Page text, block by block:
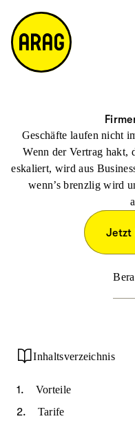
h
e
ta
k
ts
ei
te
e
m
a
p
Geschäfte laufen nicht
Wenn der Vertrag hakt,
eskaliert, wird aus
wenn’s brenzlig wird
Jetzt
Inhaltsverzeichnis
Vorteile
Tarife